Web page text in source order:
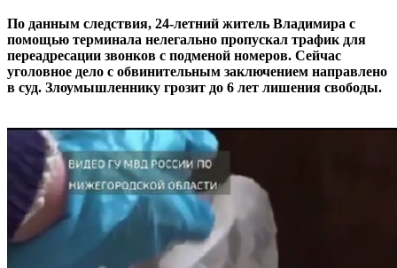
По данным следствия, 24-летний житель Владимира с
помощью терминала нелегально пропускал трафик для
переадресации звонков с подменой номеров. Сейчас
уголовное дело с обвинительным заключением направлено
в суд. Злоумышленнику грозит до 6 лет лишения свободы.